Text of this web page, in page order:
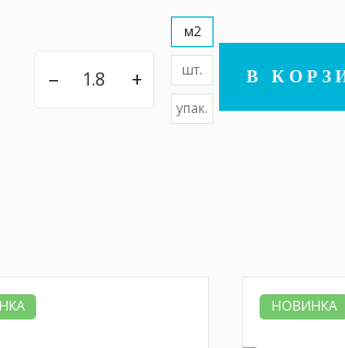
– +
м2
шт.
упак.
В
НОВИНКА